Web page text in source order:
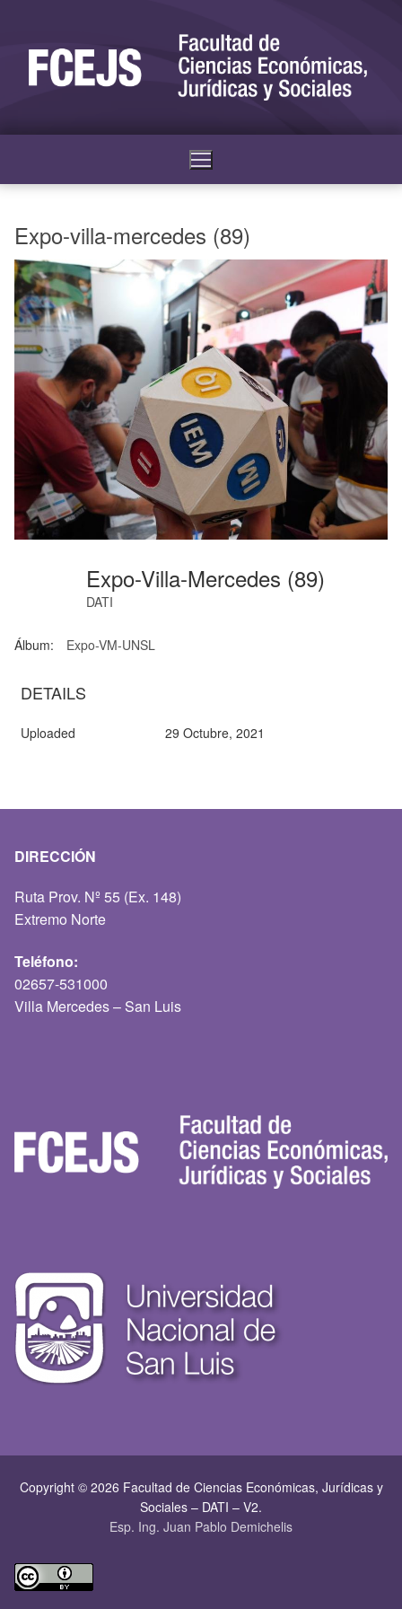
Expo-villa-mercedes (89)
Expo-Villa-Mercedes (89)
DATI
Álbum: Expo-VM-UNSL
DETAILS
Uploaded 29 Octubre, 2021
DIRECCIÓN
Ruta Prov. Nº 55 (Ex. 148)
Extremo Norte
Teléfono:
02657-531000
Villa Mercedes – San Luis
Copyright © 2026 Facultad de Ciencias Económicas, Jurí­dicas y
Sociales – DATI – V2.
Esp. Ing. Juan Pablo Demichelis